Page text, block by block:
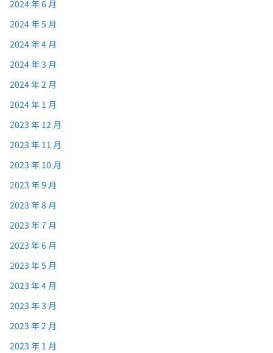
2024 年 6 月
2024 年 5 月
2024 年 4 月
2024 年 3 月
2024 年 2 月
2024 年 1 月
2023 年 12 月
2023 年 11 月
2023 年 10 月
2023 年 9 月
2023 年 8 月
2023 年 7 月
2023 年 6 月
2023 年 5 月
2023 年 4 月
2023 年 3 月
2023 年 2 月
2023 年 1 月